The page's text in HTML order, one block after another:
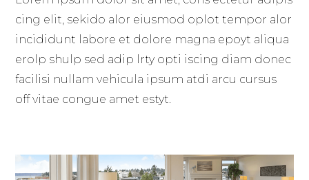
cing elit, sekido alor eiusmod oplot tempor alor
incididunt labore et dolore magna epoyt aliqua
erolp shulp sed adip lrty opti iscing diam donec
facilisi nullam vehicula ipsum atdi arcu cursus
off vitae congue amet estyt.